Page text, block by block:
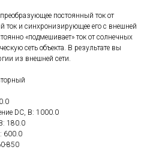
постоянный ток от
ток и синхронизирующее его с внешней
«подмешивает» ток от солнечных
сеть объекта. В результате вы
из внешней сети.
DC, В: 1000.0
180.0
600.0
850